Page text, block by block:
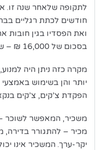
חודשים לכתת רגליים
ואת הפסדיו בגין חובות
בסכום של 16,000 ₪ – שילם מכיסו.
מקרה כזה ניתן היה
יותר והן בשימוש
הפקדת צ’קים, צ’קים
משכיר, המאפשר לשוכר
מכיר – להתגורר בדירה,
יקר-ערך. המשכיר אינו